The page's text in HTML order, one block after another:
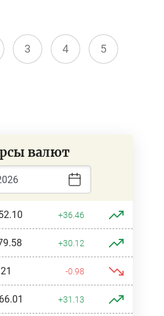
3 4 5
валют
+36.46
+30.12
-0.98
+31.13